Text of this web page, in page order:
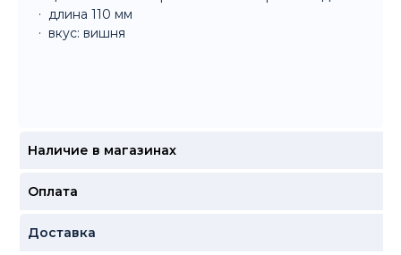
длина 110 мм
вкус: вишня
Наличие в магазинах
Оплата
Доставка